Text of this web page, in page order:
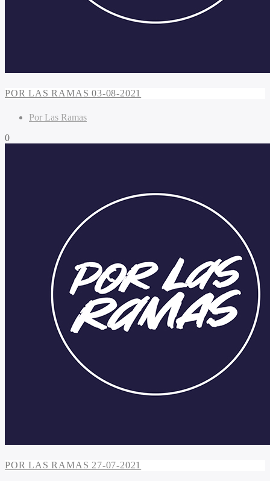
POR LAS RAMAS 03-08-2021
Por Las Ramas
0
POR LAS RAMAS 27-07-2021